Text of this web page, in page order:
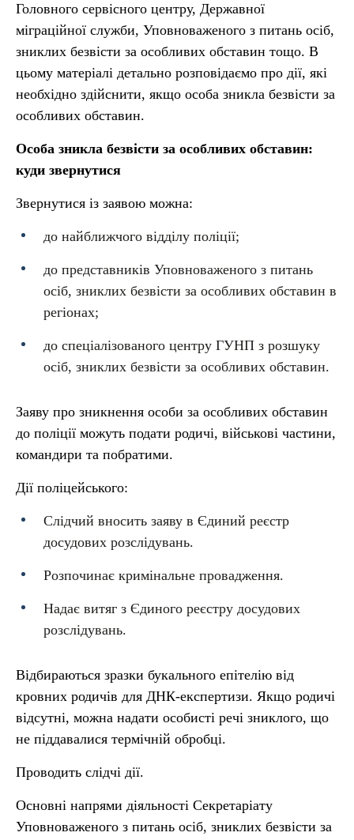
Головного сервісного центру, Державної
міграційної служби, Уповноваженого з питань осіб,
зниклих безвісти за особливих обставин тощо. В
цьому матеріалі детально розповідаємо про дії, які
необхідно здійснити, якщо особа зникла безвісти за
особливих обставин.
Особа зникла безвісти за особливих обставин:
куди звернутися
Звернутися із заявою можна:
до найближчого відділу поліції;
до представників Уповноваженого з питань
осіб, зниклих безвісти за особливих обставин в
регіонах;
до спеціалізованого центру ГУНП з розшуку
осіб, зниклих безвісти за особливих обставин.
Заяву про зникнення особи за особливих обставин
до поліції можуть подати родичі, військові частини,
командири та побратими.
Дії поліцейського:
Слідчий вносить заяву в Єдиний реєстр
досудових розслідувань.
Розпочинає кримінальне провадження.
Надає витяг з Єдиного реєстру досудових
розслідувань.
Відбираються зразки букального епітелію від
кровних родичів для ДНК-експертизи. Якщо родичі
відсутні, можна надати особисті речі зниклого, що
не піддавалися термічній обробці.
Проводить слідчі дії.
Основні напрями діяльності Секретаріату
Уповноваженого з питань осіб, зниклих безвісти за